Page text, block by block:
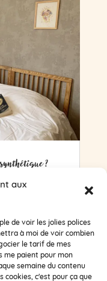
aux
de voir les jolies polices
à moi de voir combien
le tarif de mes
me paient pour mon
semaine du contenu
cookies, c'est pour ça que
?
ingérés